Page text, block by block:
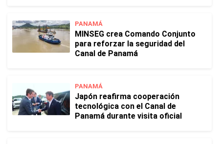
PANAMÁ
MINSEG crea Comando Conjunto
para reforzar la seguridad del
Canal de Panamá
PANAMÁ
Japón reafirma cooperación
tecnológica con el Canal de
Panamá durante visita oficial